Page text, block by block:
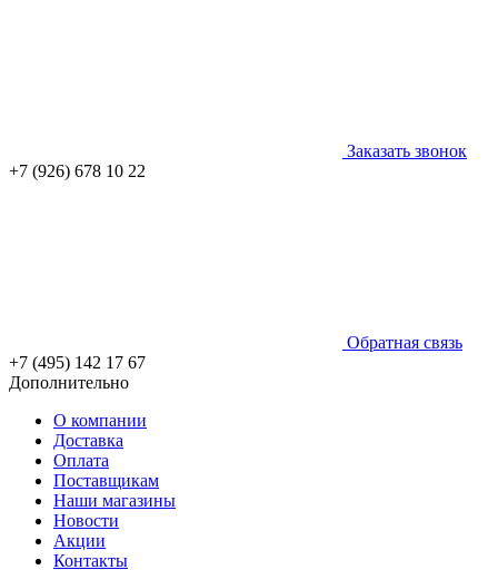
Заказать звонок
+7 (926) 678 10 22
Обратная связь
+7 (495) 142 17 67
Дополнительно
О компании
Доставка
Оплата
Поставщикам
Наши магазины
Новости
Акции
Контакты